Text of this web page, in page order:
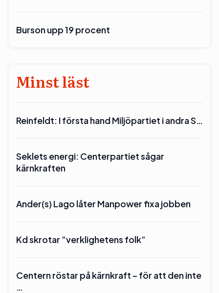
Burson upp 19 procent
Minst läst
Reinfeldt: I första hand Miljöpartiet i andra S…
Seklets energi: Centerpartiet sågar
kärnkraften
Ander(s) Lago låter Manpower fixa jobben
Kd skrotar ”verklighetens folk”
Centern röstar på kärnkraft – för att den inte
…